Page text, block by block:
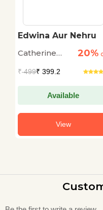
Edwina Aur Nehru
Catherine
20%
₹499₹ 399.2
Available
View